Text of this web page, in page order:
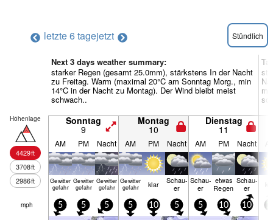
letzte 6 tagejetzt Stündlich
Next 3 days weather summary:
starker Regen (gesamt 25.0mm), stärkstens In der Nacht
zu Freitag. Warm (maximal 20°C am Sonntag Morg., min
14°C in der Nacht zu Montag). Der Wind bleibt meist
schwach..
Höhenlage
4429ft
3708ft
2986ft
Sonntag
9
Montag
10
Dienstag
11
AM PM Nacht AM PM Nacht AM PM Nacht
Gewitter
gefahr
Gewitter
gefahr
Gewitter
gefahr
Gewitter
gefahr
klar Schau­
er
Schau­
er
etwas
Regen
Schau­
er
mph 5 5 5 5 10 5 5 10 10